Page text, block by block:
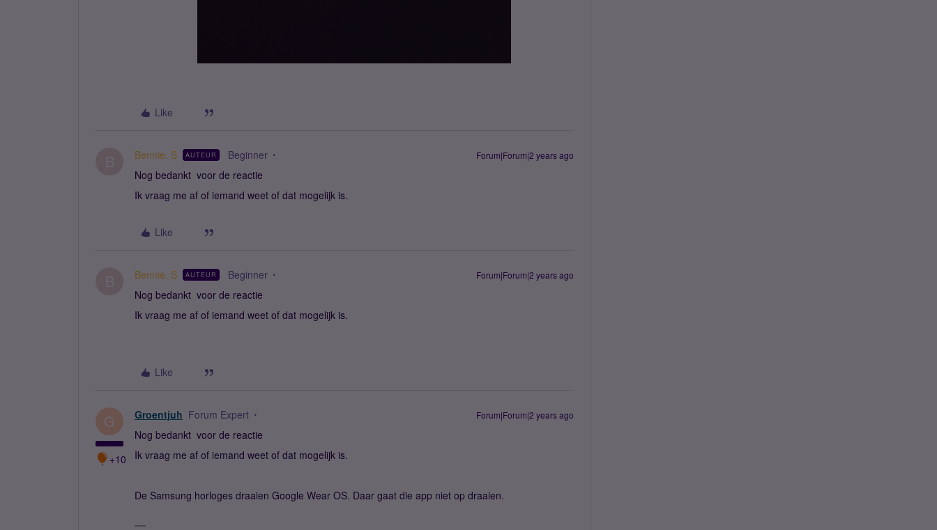
Like
Bennie. S AUTEUR Beginner Forum|Forum|2 years ago
Nog bedankt voor de reactie
Ik vraag me af of iemand weet of dat mogelijk is.
Like
Bennie. S AUTEUR Beginner Forum|Forum|2 years ago
Nog bedankt voor de reactie
Ik vraag me af of iemand weet of dat mogelijk is.
Like
G
+10
Groentjuh Forum Expert Forum|Forum|2 years ago
Nog bedankt voor de reactie
Ik vraag me af of iemand weet of dat mogelijk is.
De Samsung horloges draaien Google Wear OS. Daar gaat die app niet op draaien.